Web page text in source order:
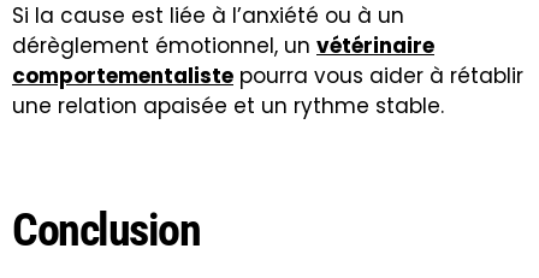
Si la cause est liée à l’anxiété ou à un
dérèglement émotionnel, un vétérinaire
comportementaliste pourra vous aider à rétablir
une relation apaisée et un rythme stable.
Conclusion